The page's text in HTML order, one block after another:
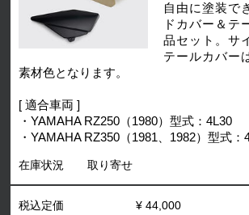
自由に塗装で
ドカバー＆テ
品セット。サ
テールカバー
素材色となります。
[ 適合車両 ]
・YAMAHA RZ250（1980）型式：4L30
・YAMAHA RZ350（1981、1982）型式：
在庫状況 取り寄せ
税込定価
¥ 44,000